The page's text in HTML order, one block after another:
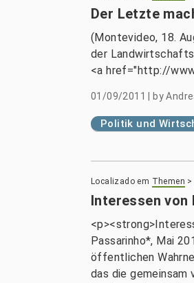
Der Letzte
(Montevideo, 18.
der
<a href="http://
01/09/2011 by
Politik und
Localizado em Themen >
Interessen von
Passarinho*, Mai
öffentlichen
das die gemeinsam